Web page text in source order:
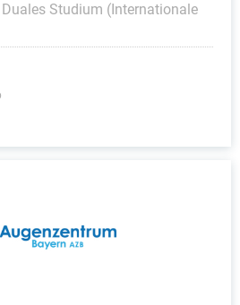
Studium (Internationale